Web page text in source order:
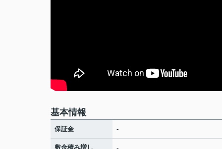
基本情報
保証金 -
敷金積み増し -